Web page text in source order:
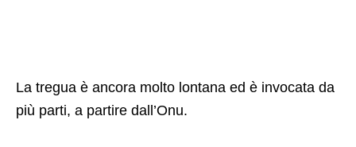
La tregua è ancora molto lontana ed è invocata da
più parti, a partire dall’Onu.